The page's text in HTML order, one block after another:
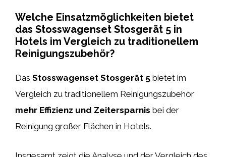
Welche Einsatzmöglichkeiten bietet
das Stosswagenset Stosgerät 5 in
Hotels im Vergleich zu traditionellem
Reinigungszubehör?
Das Stosswagenset Stosgerät 5 bietet im
Vergleich zu traditionellem Reinigungszubehör
mehr Effizienz und Zeitersparnis bei der
Reinigung großer Flächen in Hotels.